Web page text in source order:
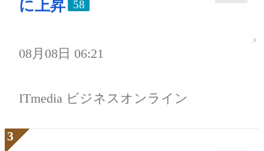
に上昇
58
08月08日 06:21
ITmedia ビジネスオンライン